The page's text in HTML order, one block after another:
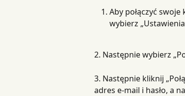
Aby połączyć
wybierz
2. Następnie wybierz
3. Następnie kliknij
adres e-mail i hasło, a